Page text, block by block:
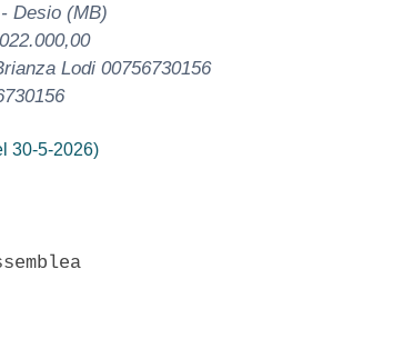
Desio (MB)
Lodi 00756730156
30-5-2026)